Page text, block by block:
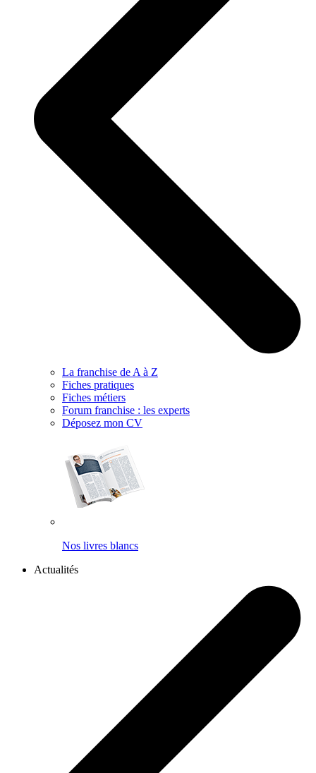
La franchise de A à Z
Fiches pratiques
Fiches métiers
Forum franchise : les experts
Déposez mon CV
Nos livres blancs
Actualités